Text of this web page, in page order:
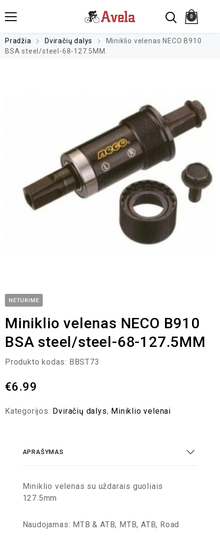
0
Pradžia Dviračių dalys
Miniklio velenas NECO B910
BSA steel/steel-68-127.5MM
NETURIME
Miniklio velenas NECO B910
BSA steel/steel-68-127.5MM
Produkto kodas: BBST73
€6.99
Kategorijos: Dviračių dalys, Miniklio velenai
APRAŠYMAS
Miniklio velenas su uždarais guoliais
127.5mm
Naudojamas: MTB & ATB, MTB, ATB, Road